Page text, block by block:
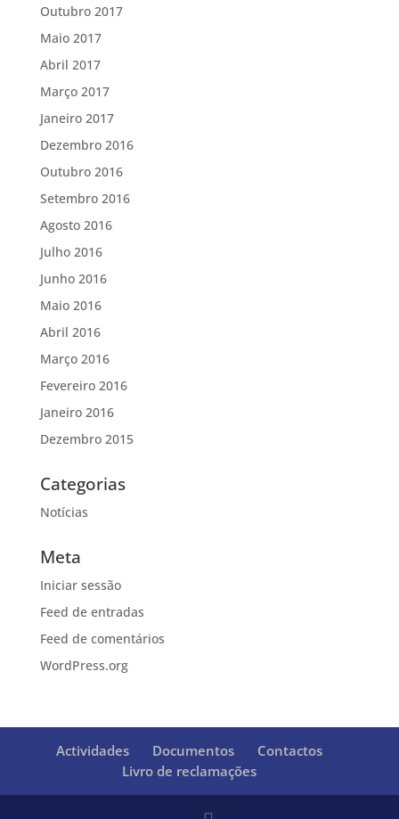
Outubro 2017
Maio 2017
Abril 2017
Março 2017
Janeiro 2017
Dezembro 2016
Outubro 2016
Setembro 2016
Agosto 2016
Julho 2016
Junho 2016
Maio 2016
Abril 2016
Março 2016
Fevereiro 2016
Janeiro 2016
Dezembro 2015
Categorias
Notícias
Meta
Iniciar sessão
Feed de entradas
Feed de comentários
WordPress.org
Actividades Documentos
Contactos
Livro de reclamações